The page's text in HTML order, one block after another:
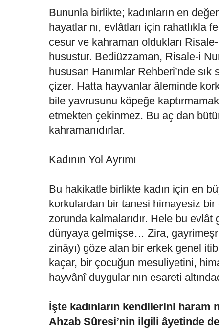
Bununla birlikte; kadınların en
hayatlarını, evlâtları için rahatlıkla
cesur ve kahraman oldukları
husustur. Bediüzzaman, Risale-i
hususan Hanımlar Rehberi’nde sık
çizer. Hatta hayvanlar âleminde
bile yavrusunu köpeğe
etmekten çekinmez. Bu açıdan
kahramanıdırlar.
Kadının Yol Ayrımı
Bu hakikatle birlikte kadın için en
korkulardan bir tanesi himayesiz bir
zorunda kalmalarıdır. Hele bu
dünyaya gelmişse… Zira,
zinâyı) göze alan bir erkek genel
kaçar, bir çocuğun mesuliyetini,
hayvânî duygularının esareti
İşte kadınların kendilerini haram
Ahzab Sûresi’nin ilgili âyetinde